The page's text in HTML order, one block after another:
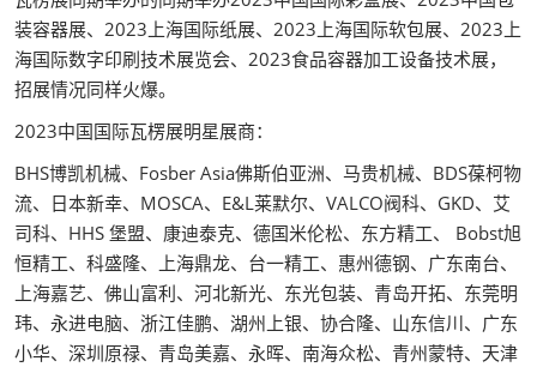
装容器展、2023上海国际纸展、2023上海国际软包展、2023上
海国际数字印刷技术展览会、2023食品容器加工设备技术展，
招展情况同样火爆。
2023中国国际瓦楞展明星展商：
BHS博凯机械、Fosber Asia佛斯伯亚洲、马贵机械、BDS葆柯物
流、日本新幸、MOSCA、E&L莱默尔、VALCO阀科、GKD、艾
司科、HHS 堡盟、康迪泰克、德国米伦松、东方精工、 Bobst旭
恒精工、科盛隆、上海鼎龙、台一精工、惠州德钢、广东南台、
上海嘉艺、佛山富利、河北新光、东光包装、青岛开拓、东莞明
玮、永进电脑、浙江佳鹏、湖州上银、协合隆、山东信川、广东
小华、深圳原禄、青岛美嘉、永晖、南海众松、青州蒙特、天津